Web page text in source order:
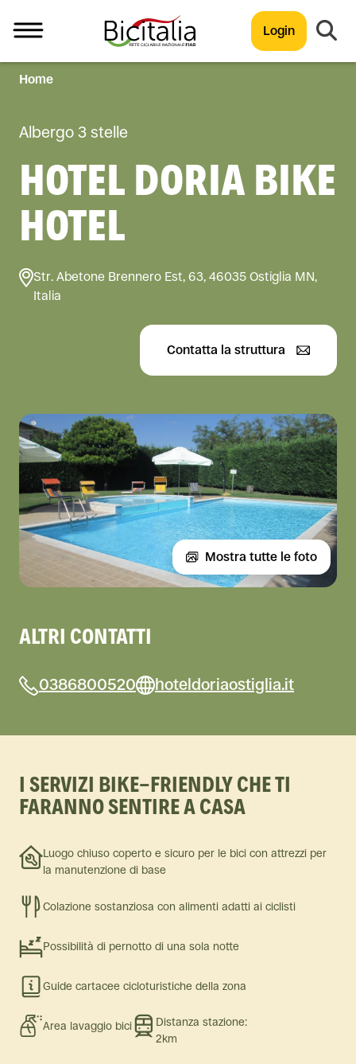
Login
TUTTO
Home
Albergo 3 stelle
HOTEL DORIA BIKE
HOTEL
Str. Abetone Brennero Est, 63, 46035 Ostiglia MN,
Italia
Contatta la struttura
Mostra tutte le foto
ALTRI CONTATTI
0386800520 hoteldoriaostiglia.it
I SERVIZI BIKE-FRIENDLY CHE TI
FARANNO SENTIRE A CASA
Luogo chiuso coperto e sicuro per le bici con attrezzi per
la manutenzione di base
Colazione sostanziosa con alimenti adatti ai ciclisti
Possibilità di pernotto di una sola notte
Guide cartacee cicloturistiche della zona
Area lavaggio bici
Distanza stazione:
2km